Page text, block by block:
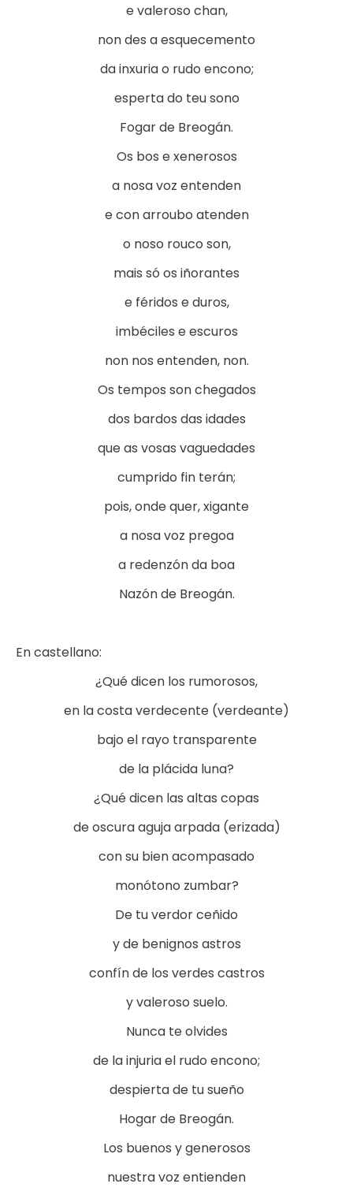
e valeroso chan,
non des a esquecemento
da inxuria o rudo encono;
esperta do teu sono
Fogar de Breogán.
Os bos e xenerosos
a nosa voz entenden
e con arroubo atenden
o noso rouco son,
mais só os iñorantes
e féridos e duros,
imbéciles e escuros
non nos entenden, non.
Os tempos son chegados
dos bardos das idades
que as vosas vaguedades
cumprido fin terán;
pois, onde quer, xigante
a nosa voz pregoa
a redenzón da boa
Nazón de Breogán.
En castellano:
¿Qué dicen los rumorosos,
en la costa verdecente (verdeante)
bajo el rayo transparente
de la plácida luna?
¿Qué dicen las altas copas
de oscura aguja arpada (erizada)
con su bien acompasado
monótono zumbar?
De tu verdor ceñido
y de benignos astros
confín de los verdes castros
y valeroso suelo.
Nunca te olvides
de la injuria el rudo encono;
despierta de tu sueño
Hogar de Breogán.
Los buenos y generosos
nuestra voz entienden